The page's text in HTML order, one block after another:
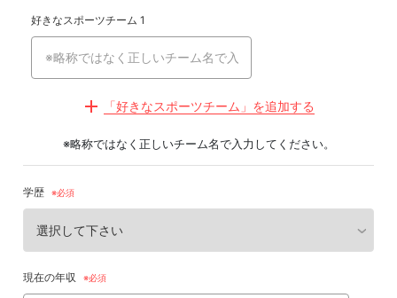
好きなスポーツチーム 1
「好きなスポーツチーム」を追加する
※略称ではなく正しいチーム名で入力してください。
学歴
現在の年収